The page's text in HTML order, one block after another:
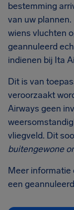
bestemming
van uw
wiens vluchten
geannuleerd
indienen bij Ita
Dit is van
veroorzaakt
Airways geen
vliegveld. Dit
buitengewone
Meer informatie
een